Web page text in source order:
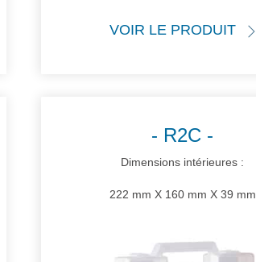
VOIR LE PRODUIT
R2C
Dimensions intérieures :
222 mm X 160 mm X 39 mm